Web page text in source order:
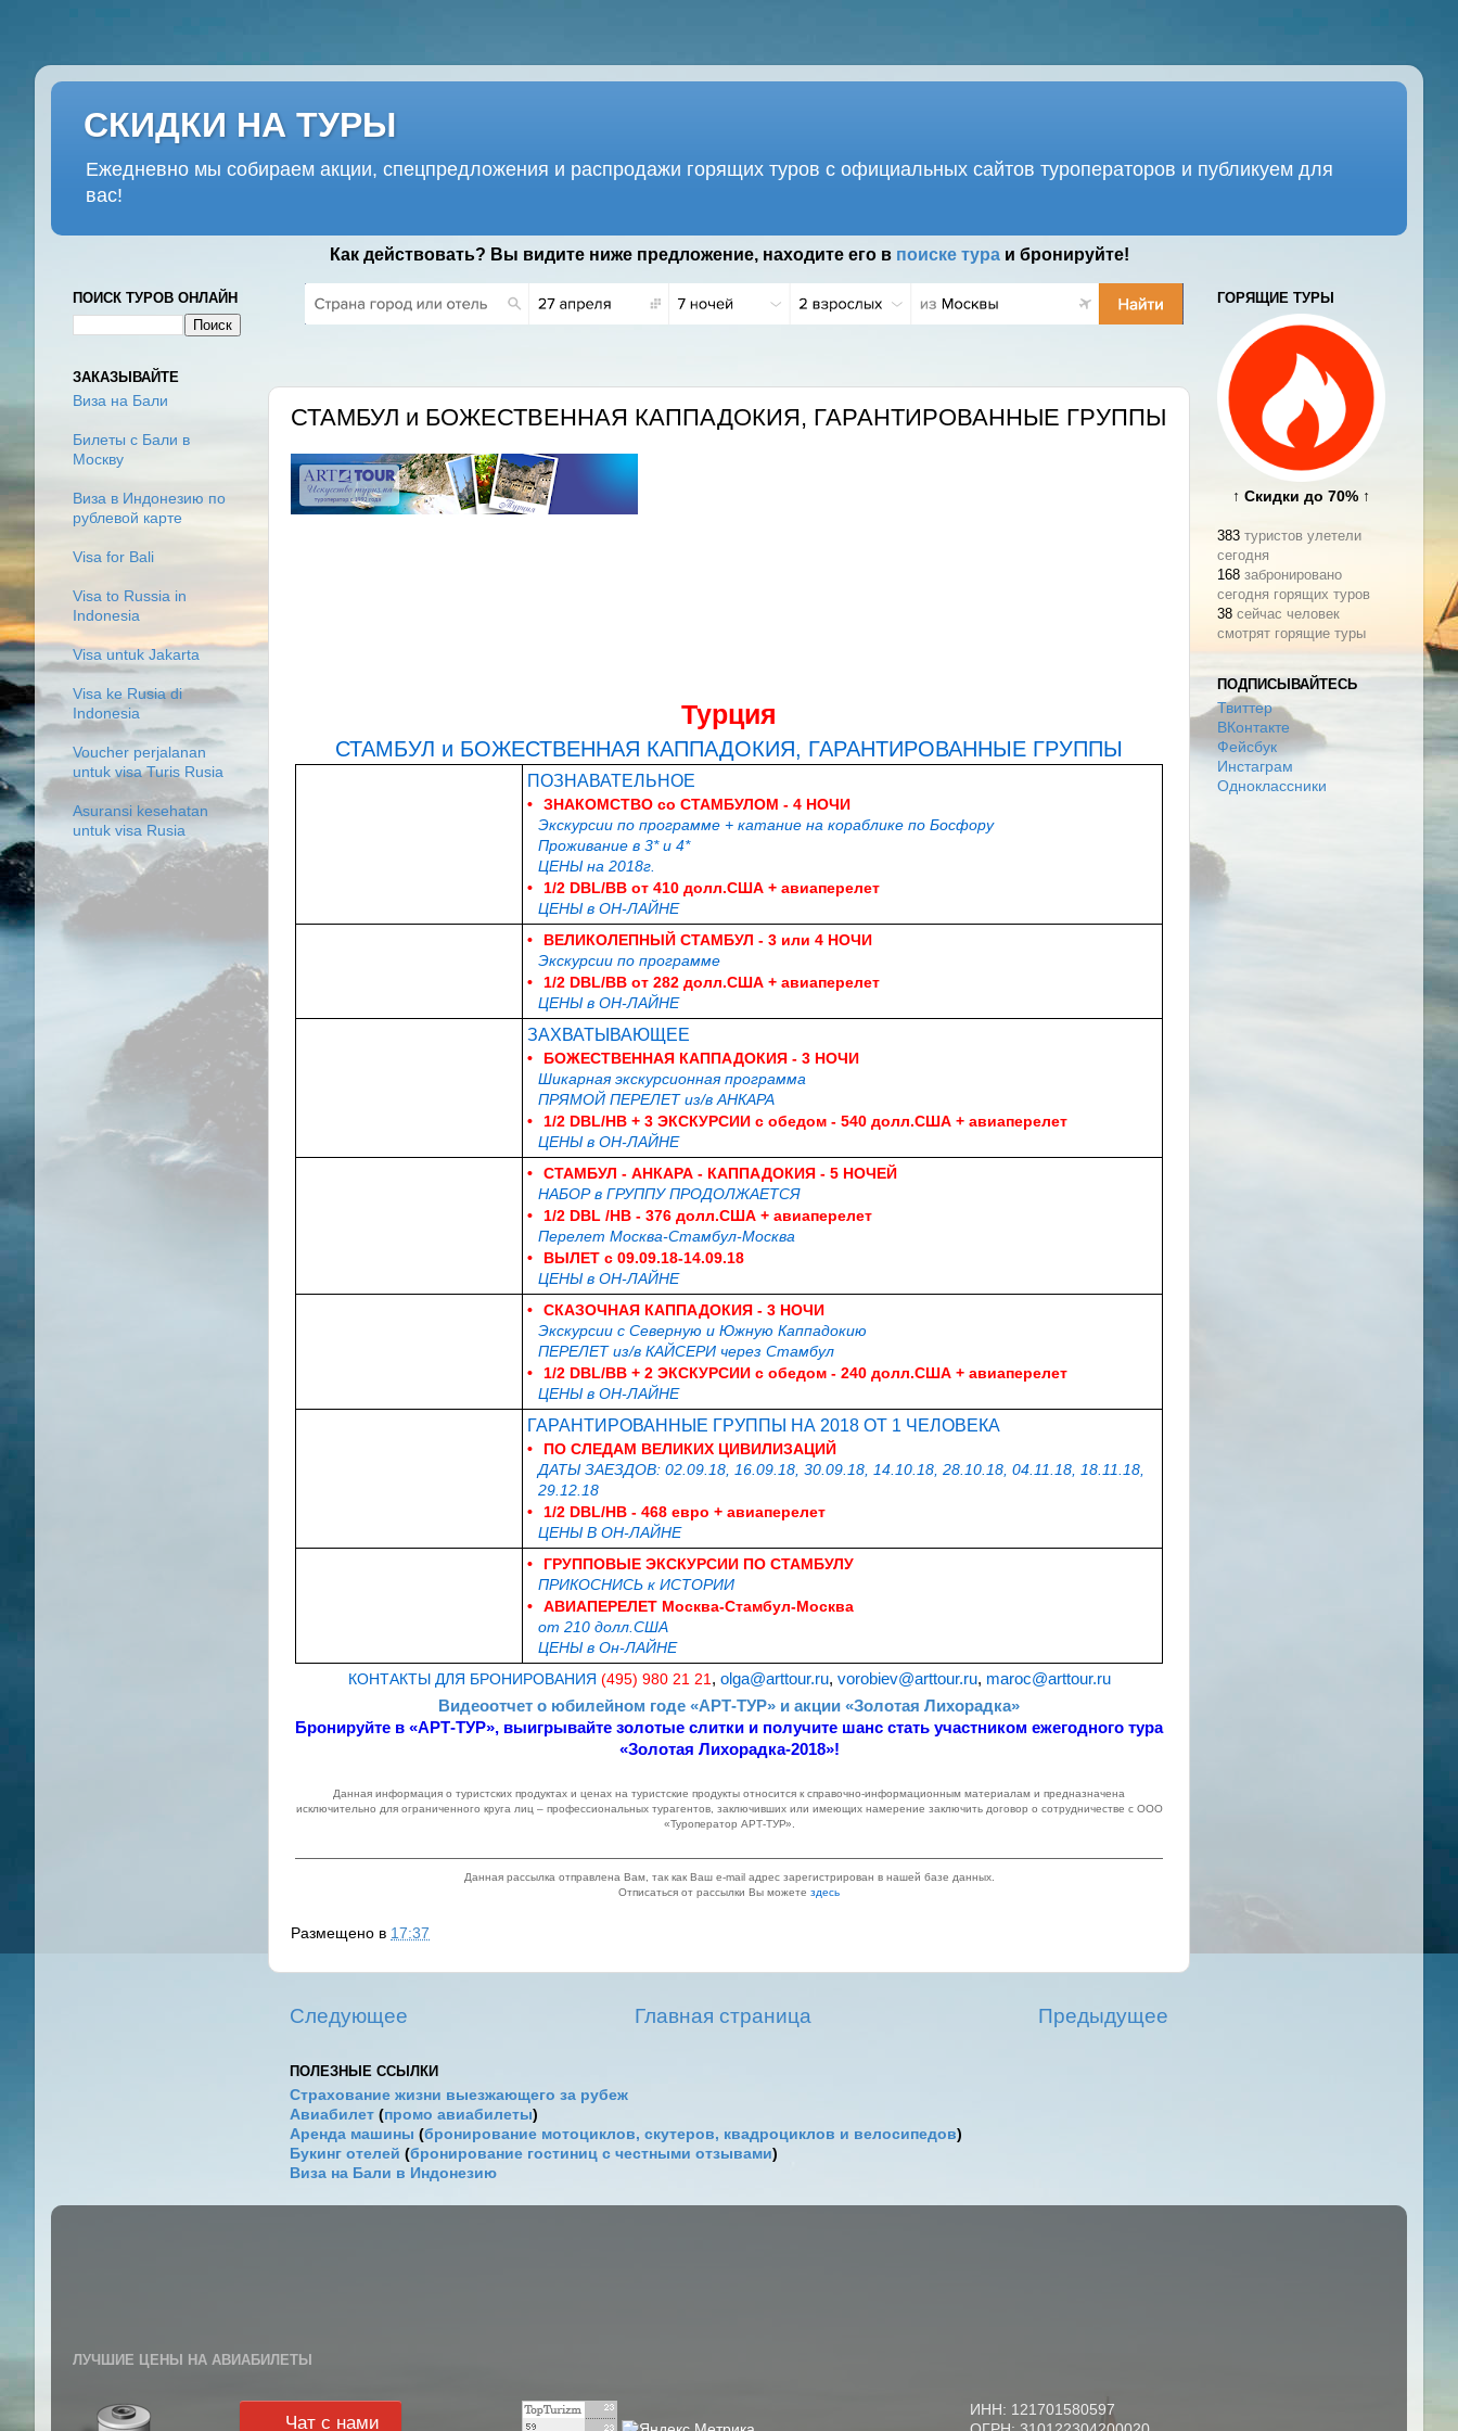
СКИДКИ НА ТУРЫ
Ежедневно мы собираем акции, спецпредложения и распродажи горящих туров с официальных сайтов туроператоров и публикуем для
вас!
Как действовать? Вы видите ниже предложение, находите его в поиске тураи бронируйте!
СТАМБУЛ и БОЖЕСТВЕННАЯ КАППАДОКИЯ, ГАРАНТИРОВАННЫЕ ГРУППЫ
Турция
СТАМБУЛ и БОЖЕСТВЕННАЯ КАППАДОКИЯ, ГАРАНТИРОВАННЫЕ ГРУППЫ
ПОЗНАВАТЕЛЬНОЕ
•
ЗНАКОМСТВО со СТАМБУЛОМ - 4 НОЧИ
Экскурсии по программе + катание на кораблике по Босфору
Проживание в 3* и 4*
ЦЕНЫ на 2018г.
•
1/2 DBL/BB от 410 долл.США + авиаперелет
ЦЕНЫ в ОН-ЛАЙНЕ
•
ВЕЛИКОЛЕПНЫЙ СТАМБУЛ - 3 или 4 НОЧИ
Экскурсии по программе
•
1/2 DBL/BB от 282 долл.США + авиаперелет
ЦЕНЫ в ОН-ЛАЙНЕ
ЗАХВАТЫВАЮЩЕЕ
•
БОЖЕСТВЕННАЯ КАППАДОКИЯ - 3 НОЧИ
Шикарная экскурсионная программа
ПРЯМОЙ ПЕРЕЛЕТ из/в АНКАРА
•
1/2 DBL/НB + 3 ЭКСКУРСИИ с обедом - 540 долл.США + авиаперелет
ЦЕНЫ в ОН-ЛАЙНЕ
•
СТАМБУЛ - АНКАРА - КАППАДОКИЯ - 5 НОЧЕЙ
НАБОР в ГРУППУ ПРОДОЛЖАЕТСЯ
•
1/2 DBL /HB - 376 долл.США + авиаперелет
Перелет Москва-Стамбул-Москва
•
ВЫЛЕТ с 09.09.18-14.09.18
ЦЕНЫ в ОН-ЛАЙНЕ
•
СКАЗОЧНАЯ КАППАДОКИЯ - 3 НОЧИ
Экскурсии с Северную и Южную Каппадокию
ПЕРЕЛЕТ из/в КАЙСЕРИ через Стамбул
•
1/2 DBL/ВB + 2 ЭКСКУРСИИ с обедом - 240 долл.США + авиаперелет
ЦЕНЫ в ОН-ЛАЙНЕ
ГАРАНТИРОВАННЫЕ ГРУППЫ НА 2018 ОТ 1 ЧЕЛОВЕКА
•
ПО СЛЕДАМ ВЕЛИКИХ ЦИВИЛИЗАЦИЙ
ДАТЫ ЗАЕЗДОВ: 02.09.18, 16.09.18, 30.09.18, 14.10.18, 28.10.18, 04.11.18, 18.11.18,
29.12.18
•
1/2 DBL/НB - 468 евро + авиаперелет
ЦЕНЫ В ОН-ЛАЙНЕ
•
ГРУППОВЫЕ ЭКСКУРСИИ ПО СТАМБУЛУ
ПРИКОСНИСЬ к ИСТОРИИ
•
АВИАПЕРЕЛЕТ Москва-Стамбул-Москва
от 210 долл.США
ЦЕНЫ в Он-ЛАЙНЕ
КОНТАКТЫ ДЛЯ БРОНИРОВАНИЯ (495) 980 21 21 , olga@arttour.ru, vorobiev@arttour.ru, maroc@arttour.ru
Видеоотчет о юбилейном годе «АРТ-ТУР» и акции «Золотая Лихорадка»
Бронируйте в «АРТ-ТУР», выигрывайте золотые слитки и получите шанс стать участником ежегодного тура
«Золотая Лихорадка-2018»!
Данная информация о туристских продуктах и ценах на туристские продукты относится к справочно-информационным материалам и предназначена
исключительно для ограниченного круга лиц – профессиональных турагентов, заключивших или имеющих намерение заключить договор о сотрудничестве с ООО
«Туроператор АРТ-ТУР».
Данная рассылка отправлена Вам, так как Ваш e-mail адрес зарегистрирован в нашей базе данных.
Отписаться от рассылки Вы можете здесь
Размещено в 17:37
Следующее Предыдущее
Главная страница
ПОЛЕЗНЫЕ ССЫЛКИ
Страхование жизни выезжающего за рубеж
Авиабилет (промо авиабилеты)
Аренда машины (бронирование мотоциклов, скутеров, квадроциклов и велосипедов)
Букинг отелей (бронирование гостиниц с честными отзывами)
Виза на Бали в Индонезию
ПОИСК ТУРОВ ОНЛАЙН
ЗАКАЗЫВАЙТЕ
Виза на Бали
Билеты с Бали в
Москву
Виза в Индонезию по
рублевой карте
Visa for Bali
Visa to Russia in
Indonesia
Visa untuk Jakarta
Visa ke Rusia di
Indonesia
Voucher perjalanan
untuk visa Turis Rusia
Asuransi kesehatan
untuk visa Rusia
ГОРЯЩИЕ ТУРЫ
↑ Скидки до 70% ↑
383 туристов улетели
сегодня
168 забронировано
сегодня горящих туров
38 сейчас человек
смотрят горящие туры
ПОДПИСЫВАЙТЕСЬ
Твиттер
ВКонтакте
Фейсбук
Инстаграм
Одноклассники
ЛУЧШИЕ ЦЕНЫ НА АВИАБИЛЕТЫ
Чат с нами
ИНН: 121701580597